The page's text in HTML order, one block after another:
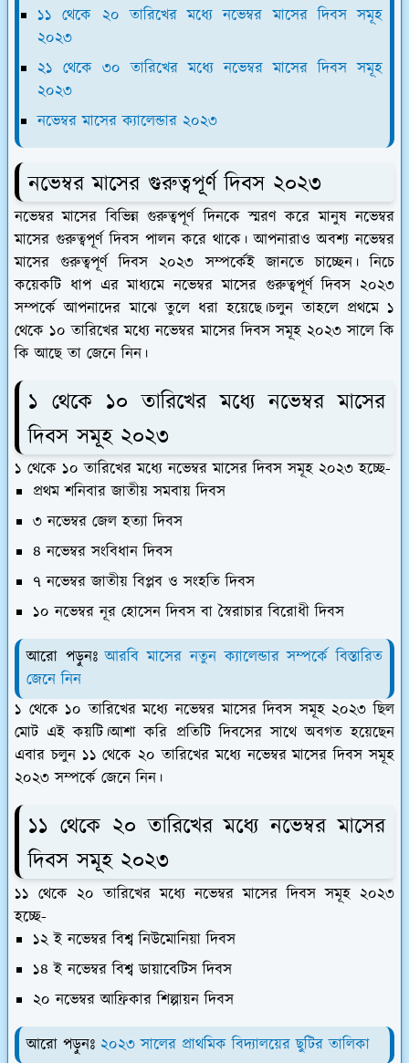
১১ থেকে ২০ তারিখের মধ্যে নভেম্বর মাসের দিবস সমূহ
২০২৩
২১ থেকে ৩০ তারিখের মধ্যে নভেম্বর মাসের দিবস সমূহ
২০২৩
নভেম্বর মাসের ক্যালেন্ডার ২০২৩
নভেম্বর মাসের গুরুত্বপূর্ণ দিবস ২০২৩
নভেম্বর মাসের বিভিন্ন গুরুত্বপূর্ণ দিনকে স্মরণ করে মানুষ নভেম্বর
মাসের গুরুত্বপূর্ণ দিবস পালন করে থাকে। আপনারাও অবশ্য নভেম্বর
মাসের গুরুত্বপূর্ণ দিবস ২০২৩ সম্পর্কেই জানতে চাচ্ছেন। নিচে
কয়েকটি ধাপ এর মাধ্যমে নভেম্বর মাসের গুরুত্বপূর্ণ দিবস ২০২৩
সম্পর্কে আপনাদের মাঝে তুলে ধরা হয়েছে।চলুন তাহলে প্রথমে ১
থেকে ১০ তারিখের মধ্যে নভেম্বর মাসের দিবস সমূহ ২০২৩ সালে কি
কি আছে তা জেনে নিন।
১ থেকে ১০ তারিখের মধ্যে নভেম্বর মাসের
দিবস সমূহ ২০২৩
১ থেকে ১০ তারিখের মধ্যে নভেম্বর মাসের দিবস সমূহ ২০২৩ হচ্ছে-
প্রথম শনিবার জাতীয় সমবায় দিবস
৩ নভেম্বর জেল হত্যা দিবস
৪ নভেম্বর সংবিধান দিবস
৭ নভেম্বর জাতীয় বিপ্লব ও সংহতি দিবস
১০ নভেম্বর নূর হোসেন দিবস বা স্বৈরাচার বিরোধী দিবস
আরো পড়ুনঃআরবি মাসের নতুন ক্যালেন্ডার সম্পর্কে বিস্তারিত
জেনে নিন
১ থেকে ১০ তারিখের মধ্যে নভেম্বর মাসের দিবস সমূহ ২০২৩ ছিল
মোট এই কয়টি।আশা করি প্রতিটি দিবসের সাথে অবগত হয়েছেন
এবার চলুন ১১ থেকে ২০ তারিখের মধ্যে নভেম্বর মাসের দিবস সমূহ
২০২৩ সম্পর্কে জেনে নিন।
১১ থেকে ২০ তারিখের মধ্যে নভেম্বর মাসের
দিবস সমূহ ২০২৩
১১ থেকে ২০ তারিখের মধ্যে নভেম্বর মাসের দিবস সমূহ ২০২৩
হচ্ছে-
১২ ই নভেম্বর বিশ্ব নিউমোনিয়া দিবস
১৪ ই নভেম্বর বিশ্ব ডায়াবেটিস দিবস
২০ নভেম্বর আফ্রিকার শিল্পায়ন দিবস
আরো পড়ুনঃ ২০২৩ সালের প্রাথমিক বিদ্যালয়ের ছুটির তালিকা